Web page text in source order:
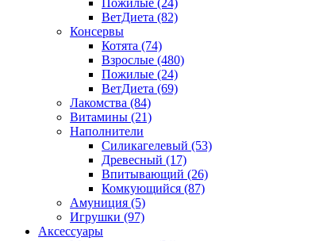
Пожилые (24)
ВетДиета (82)
Консервы
Котята (74)
Взрослые (480)
Пожилые (24)
ВетДиета (69)
Лакомства (84)
Витамины (21)
Наполнители
Силикагелевый (53)
Древесный (17)
Впитывающий (26)
Комкующийся (87)
Амуниция (5)
Игрушки (97)
Аксессуары